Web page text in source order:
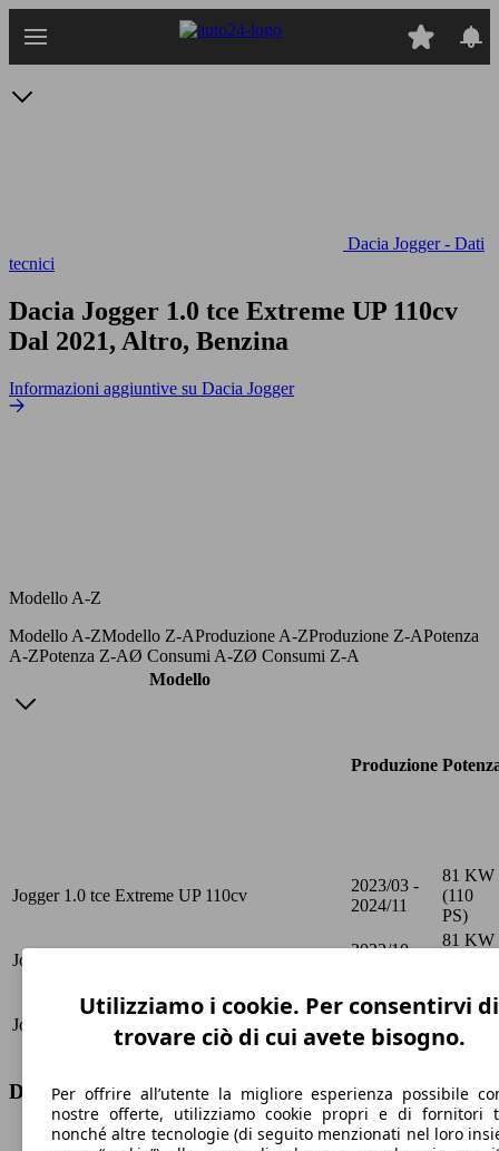
Dacia Jogger - Dati
tecnici
Dacia Jogger 1.0 tce Extreme UP 110cv
Dal 2021, Altro, Benzina
Informazioni aggiuntive su Dacia Jogger
Modello A-Z
Modello A-ZModello Z-AProduzione A-ZProduzione Z-APotenza
A-ZPotenza Z-AØ Consumi A-ZØ Consumi Z-A
Modello
Produzione
Jogger 1.0 tce Extreme UP 110cv
2023/03 -
2024/11
81 KW
(110
PS)
Jogger 1.0 tce Extreme UP 110cv
2022/10 -
81 KW
Jogger 1.0 tce Extreme UP 110cv
2022/02 -
2022/10
81 KW
PS)
Dacia Jogger 1.0 tce Extreme UP 110cv Dati tecnici
Utilizziamo i cookie. Per consentirvi di
trovare ciò di cui avete bisogno.
Per offrire all’utente la migliore esperienza possibile
nostre offerte, utilizziamo cookie propri e di fornitori
nonché altre tecnologie (di seguito menzionati nel loro